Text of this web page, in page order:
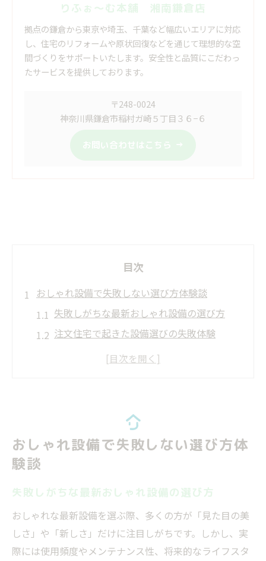
りふぉ～む本舗 湘南鎌倉店
拠点の鎌倉から東京や埼玉、千葉など幅広いエリアに対応
し、住宅のリフォームや原状回復などを通じて理想的な空
間づくりをサポートいたします。安全性と品質にこだわっ
たサービスを提供しております。
〒248-0024
神奈川県鎌倉市稲村ガ崎５丁目３６−６
お問い合わせはこちら
目次
おしゃれ設備で失敗しない選び方体験談
失敗しがちな最新おしゃれ設備の選び方
注文住宅で起きた設備選びの失敗体験
見た目重視で後悔した設備の失敗例集
最新設備導入後の後悔を避ける方法
失敗を回避する最新設備の選び方とは
説
注文住宅で後悔しない設備対策の考え方
生活動線から見る失敗しやすい設備選び
お風呂や間取りで失敗しない秘訣を紹介
おしゃれ設備で失敗しない選び方体
験談
失敗しがちな最新おしゃれ設備の選び方
おしゃれな最新設備を選ぶ際、多くの方が「見た目の美
しさ」や「新しさ」だけに注目しがちです。しかし、実
際には使用頻度やメンテナンス性、将来的なライフスタ